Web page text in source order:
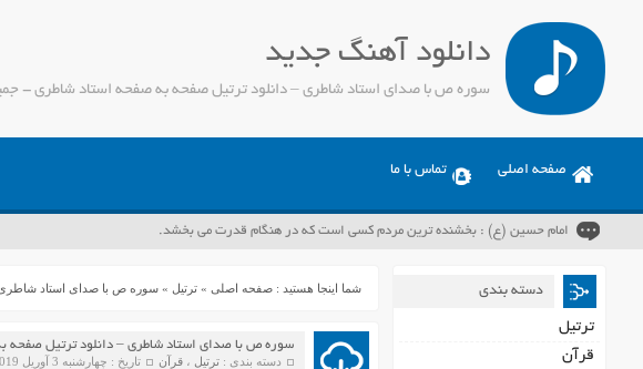
دانلود آهنگ جدید
سوره ص با صدای استاد شاطری – دانلود ترتیل صفحه به صفحه استاد شاطری -
صفحه اصلی تماس با ما
امام حسین (ع) : بخشنده ترین مردم کسی است که در هنگام قدرت می بخشد.
شما اینجا هستید : صفحه اصلی» ترتیل » سوره ص با صدای استاد شاطری
سوره ص با صدای استاد شاطری – دانلود ترتیل صفحه
دسته بندی : ترتیل ، قرآن تاریخ : چهارشنبه 3 آوریل 2019
دسته بندی
ترتیل
قرآن